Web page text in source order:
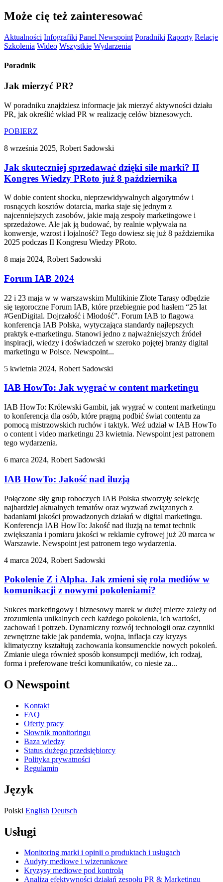
Może cię też zainteresować
Aktualności Infografiki Panel Newspoint Poradniki Raporty Relacje
Szkolenia Wideo Wszystkie Wydarzenia
Poradnik
Jak mierzyć PR?
W poradniku znajdziesz informacje jak mierzyć aktywności działu
PR, jak określić wkład PR w realizację celów biznesowych.
POBIERZ
8 września 2025, Robert Sadowski
Jak skuteczniej sprzedawać dzięki sile marki? II
Kongres Wiedzy PRoto już 8 października
W dobie content shocku, nieprzewidywalnych algorytmów i
rosnących kosztów dotarcia, marka staje się jednym z
najcenniejszych zasobów, jakie mają zespoły marketingowe i
sprzedażowe. Ale jak ją budować, by realnie wpływała na
konwersje, wzrost i lojalność? Tego dowiesz się już 8 października
2025 podczas II Kongresu Wiedzy PRoto.
8 maja 2024, Robert Sadowski
Forum IAB 2024
22 i 23 maja w w warszawskim Multikinie Złote Tarasy odbędzie
się tegoroczne Forum IAB, które przebiegnie pod hasłem “25 lat
#GenDigital. Dojrzałość i Młodość”. Forum IAB to flagowa
konferencja IAB Polska, wytyczająca standardy najlepszych
praktyk e-marketingu. Stanowi jedno z najważniejszych źródeł
inspiracji, wiedzy i doświadczeń w szeroko pojętej branży digital
marketingu w Polsce. Newspoint...
5 kwietnia 2024, Robert Sadowski
IAB HowTo: Jak wygrać w content marketingu
IAB HowTo: Królewski Gambit, jak wygrać w content marketingu
to konferencja dla osób, które pragną podbić świat contentu za
pomocą mistrzowskich ruchów i taktyk. Weź udział w IAB HowTo
o content i video marketingu 23 kwietnia. Newspoint jest patronem
tego wydarzenia.
6 marca 2024, Robert Sadowski
IAB HowTo: Jakość nad iluzją
Połączone siły grup roboczych IAB Polska stworzyły selekcję
najbardziej aktualnych tematów oraz wyzwań związanych z
badaniami jakości prowadzonych działań w digital marketingu.
Konferencja IAB HowTo: Jakość nad iluzją na temat technik
zwiększania i pomiaru jakości w reklamie cyfrowej już 20 marca w
Warszawie. Newspoint jest patronem tego wydarzenia.
4 marca 2024, Robert Sadowski
Pokolenie Z i Alpha. Jak zmieni się rola mediów w
komunikacji z nowymi pokoleniami?
Sukces marketingowy i biznesowy marek w dużej mierze zależy od
zrozumienia unikalnych cech każdego pokolenia, ich wartości,
zachowań i potrzeb. Dynamiczny rozwój technologii oraz czynniki
zewnętrzne takie jak pandemia, wojna, inflacja czy kryzys
klimatyczny kształtują zachowania konsumenckie nowych pokoleń.
Zmianie ulega również sposób konsumpcji mediów, ich rodzaj,
forma i preferowane treści komunikatów, co niesie za...
O Newspoint
Kontakt
FAQ
Oferty pracy
Słownik monitoringu
Baza wiedzy
Status dużego przedsiębiorcy
Polityka prywatności
Regulamin
Język
Polski English Deutsch
Usługi
Monitoring marki i opinii o produktach i usługach
Audyty mediowe i wizerunkowe
Kryzysy mediowe pod kontrolą
Analiza efektywności działań zespołu PR & Marketingu